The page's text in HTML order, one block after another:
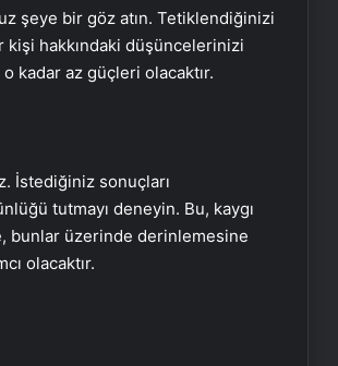
şeye bir göz atın. Tetiklendiğinizi
kişi hakkındaki düşüncelerinizi
kadar az güçleri olacaktır.
İstediğiniz sonuçları
tutmayı deneyin. Bu, kaygı
bunlar üzerinde derinlemesine
olacaktır.